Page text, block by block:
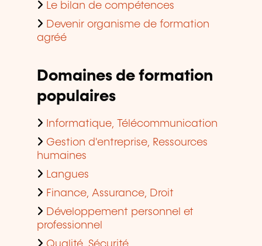
Le bilan de compétences
Devenir organisme de formation
agréé
Domaines de formation
populaires
Informatique, Télécommunication
Gestion d'entreprise, Ressources
humaines
Langues
Finance, Assurance, Droit
Développement personnel et
professionnel